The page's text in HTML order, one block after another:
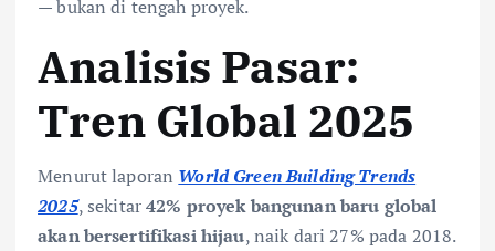
— bukan di tengah proyek.
Analisis Pasar:
Tren Global 2025
Menurut laporan World Green Building Trends
2025, sekitar42% proyek bangunan baru global
akan bersertifikasi hijau, naik dari 27% pada 2018.